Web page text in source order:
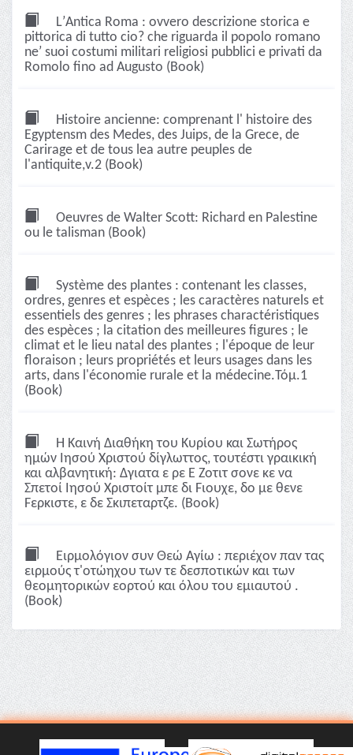
LʹAntica Roma : ovvero descrizione storica e
pittorica di tutto cio? che riguarda il popolo romano
neʹ suoi costumi militari religiosi pubblici e privati da
Romolo fino ad Augusto (Book)
Histoire ancienne: comprenant l' histoire des
Egyptensm des Medes, des Juips, de la Grece, de
Carirage et de tous lea autre peuples de
l'antiquite,v.2 (Book)
Oeuvres de Walter Scott: Richard en Palestine
ou le talisman (Book)
Système des plantes : contenant les classes,
ordres, genres et espèces ; les caractères naturels et
essentiels des genres ; les phrases charactéristiques
des espèces ; la citation des meilleures figures ; le
climat et le lieu natal des plantes ; l'époque de leur
floraison ; leurs propriétés et leurs usages dans les
arts, dans l'économie rurale et la médecine.Τόμ.1
(Book)
Η Καινή Διαθήκη του Κυρίου και Σωτήρος
ημών Ιησού Χριστού δίγλωττος, τουτέστι γραικική
και αλβανητική: Δγιατα ε ρε Ε Ζοτιτ σονε κε να
Σπετοί Ιησού Χριστοίτ μπε δι Fιουχε, δο με θενε
Fερκιστε, ε δε Σκιπεταρτζε. (Book)
Ειρμολόγιον συν Θεώ Αγίω : περιέχον παν τας
ειρμούς τ'οτώηχου των τε δεσποτικών και των
θεομητορικών εορτού και όλου του εμιαυτού .
(Book)